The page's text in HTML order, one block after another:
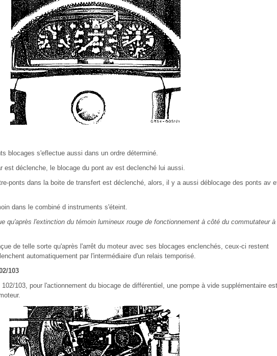
blocages s'eflectue aussi dans un ordre déterminé.
est déclenche, le blocage du pont av est declenché lui aussi.
ponts dans la boite de transfert est déclenché, alors, il y a aussi déblocage des ponts av
dans le combiné d instruments s'éteint.
qu'après l'extinction du témoin lumineux rouge de fonctionnement à côté du commutateur à
de telle sorte qu'après l'arrêt du moteur avec ses blocages enclenchés, ceux-ci restent
automatiquement par l'intermédiaire d'un relais temporisé.
103
103, pour l'actionnement du biocage de différentiel, une pompe à vide supplémentaire est